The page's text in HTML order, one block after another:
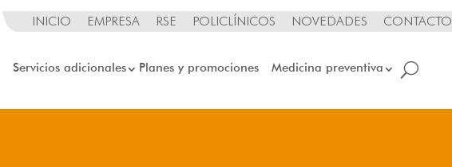
INICIO EMPRESA RSE POLICLÍNICOS NOVEDADES CONTACTO
Servicios adicionales Planes y promociones Medicina preventiva